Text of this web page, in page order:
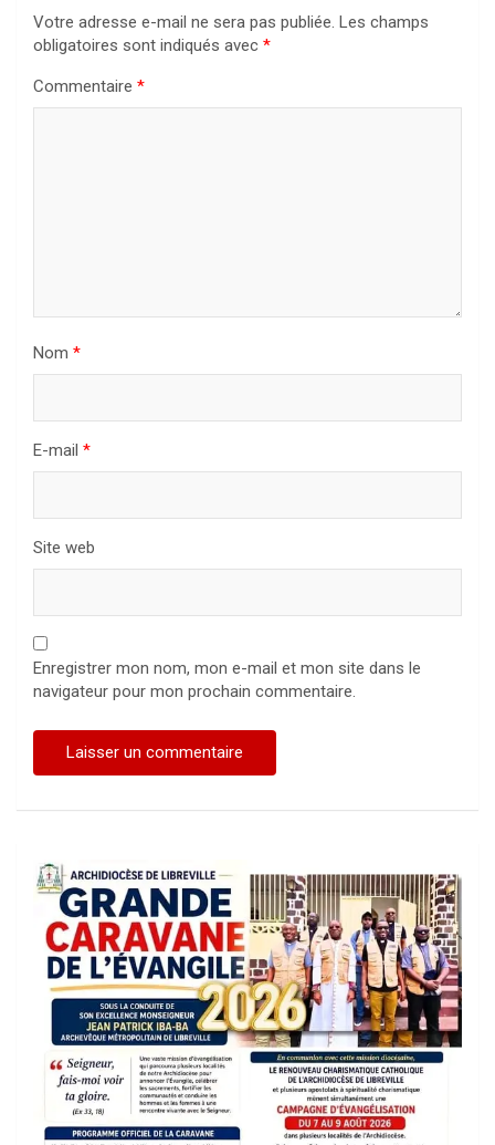
Votre adresse e-mail ne sera pas publiée. Les champs
obligatoires sont indiqués avec *
Commentaire *
Nom *
E-mail *
Site web
Enregistrer mon nom, mon e-mail et mon site dans le
navigateur pour mon prochain commentaire.